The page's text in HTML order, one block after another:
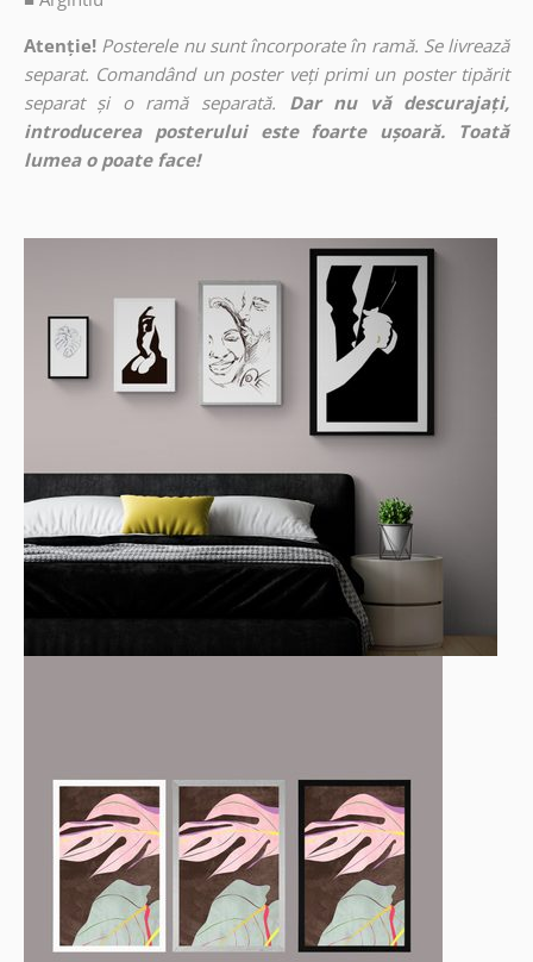
Atenție! Posterele nu sunt încorporate în ramă. Se livrează
separat. Comandând un poster veți primi un poster tipărit
separat și o ramă separată.
Dar nu vă descurajați,
introducerea posterului este foarte ușoară. Toată
lumea o poate face!